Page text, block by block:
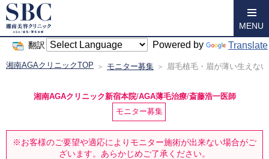
翻訳 Powered by Translate
MENU
湘南AGAクリニックTOP モニター募集 眉毛植毛・眉が薄い生えな
湘南AGAクリニック新宿本院/AGA薄毛治療/斎藤浩一医師
モニター募集
※お客様のご要望や適応によりモニター施術が出来ない場合がご
ざいます。あらかじめご了承ください。